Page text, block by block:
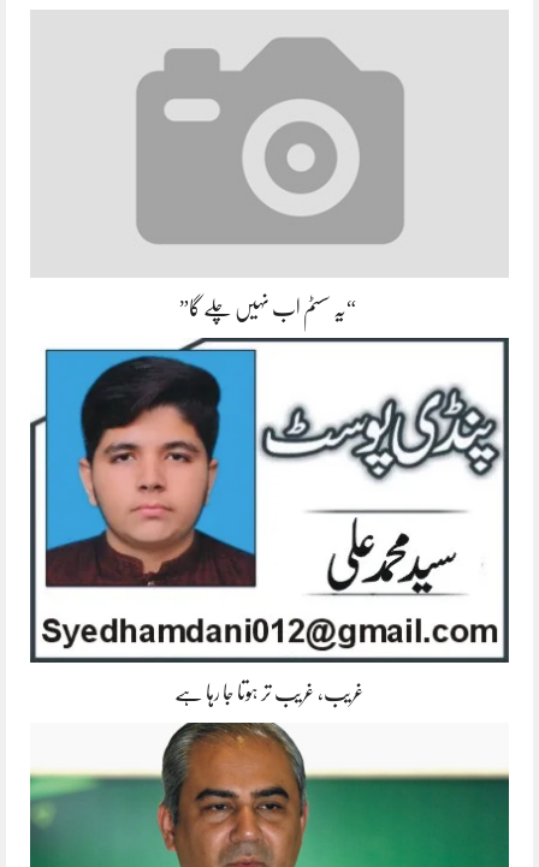
“یہ سسٹم اب نہیں چلے گا”
غریب، غریب تر ہوتا جا رہا ہے